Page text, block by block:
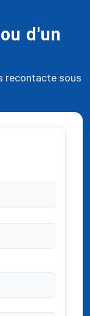
d'un
recontacte sous